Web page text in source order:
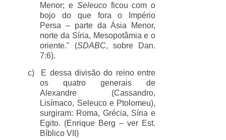
Menor; e Seleucoficou com o
bojo do que fora o Império
Persa – parte da Ásia Menor,
norte da Síria, Mesopotâmia e o
oriente." (SDABC, sobre Dan.
7:6).
c)
E dessa divisão do reino entre
os quatro generais de
Alexandre (Cassandro,
Lisímaco, Seleuco e Ptolomeu),
surgiram: Roma, Grécia, Síria e
Egito. (Enrique Berg – ver Est.
Bíblico VII)